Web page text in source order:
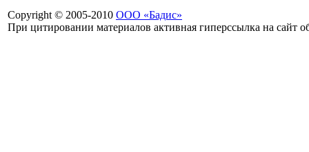
Copyright © 2005-2010 ООО «Бадис»
При цитировании материалов активная гиперссылка на сайт